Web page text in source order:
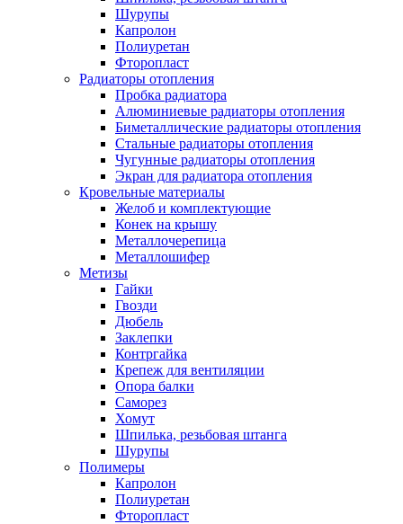
Шурупы
Капролон
Полиуретан
Фторопласт
Радиаторы отопления
Пробка радиатора
Алюминиевые радиаторы отопления
Биметаллические радиаторы отопления
Стальные радиаторы отопления
Чугунные радиаторы отопления
Экран для радиатора отопления
Кровельные материалы
Желоб и комплектующие
Конек на крышу
Металлочерепица
Металлошифер
Метизы
Гайки
Гвозди
Дюбель
Заклепки
Контргайка
Крепеж для вентиляции
Опора балки
Саморез
Хомут
Шпилька, резьбовая штанга
Шурупы
Полимеры
Капролон
Полиуретан
Фторопласт